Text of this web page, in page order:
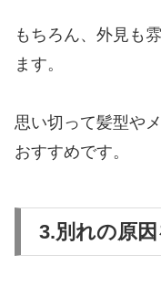
もちろん、外見も
ます。
思い切って髪型や
おすすめです。
3.別れの原